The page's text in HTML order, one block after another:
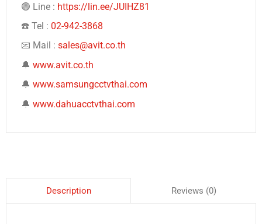
🟢 Line : https://lin.ee/JUIHZ81
☎️ Tel : 02-942-3868
📧 Mail : sales@avit.co.th
🔔 www.avit.co.th
🔔 www.samsungcctvthai.com
🔔 www.dahuacctvthai.com
Description Reviews (0)